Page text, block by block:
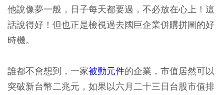
他說像夢一般，日子每天都要過，不必放在心上！這
話說得好！但也正是檢視過去國巨企業併購拼圖的好
時機。
誰都不會想到，一家被動元件的企業，市值居然可以
突破新台幣二兆元，如果以六月二十三日台股市值排